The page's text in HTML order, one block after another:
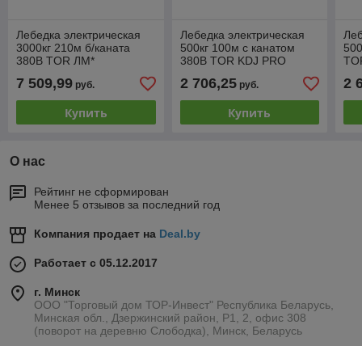
Лебедка электрическая
3000кг 210м б/каната
380В TOR ЛМ*
7 509,99 руб.
Купить
Лебедка электрическая
500кг 100м с канатом
380В TOR KDJ PRO
2 706,25руб.
Купить
2
О нас
Рейтинг не сформирован
Менее 5 отзывов за последний год
Компания продает на Deal.by
Работает с 05.12.2017
г. Минск
ООО "Торговый дом ТОР-Инвест" Республика Беларусь,
Минская обл., Дзержинский район, Р1, 2, офис 308
(поворот на деревню Слободка), Минск, Беларусь